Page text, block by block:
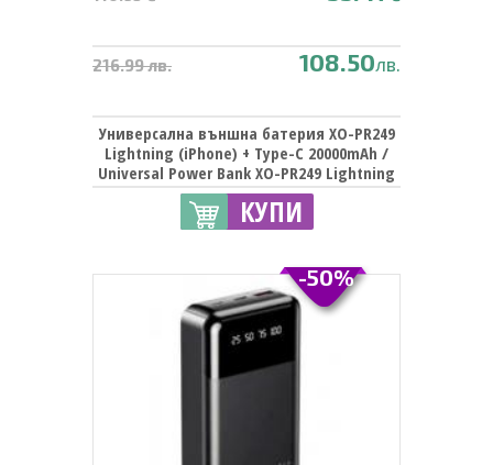
216.99 лв. 108.50лв.
Универсална външна батерия XO-PR249
Lightning (iPhone) + Type-C 20000mAh /
Universal Power Bank XO-PR249 Lightning
(iPhone) + Type-C 20000mAh - черна
КУПИ
-50%